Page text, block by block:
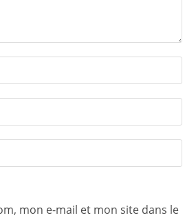
mon e-mail et mon site dans le